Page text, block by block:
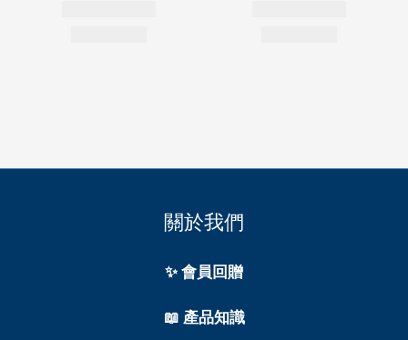
關於我們
✨ 會員回贈
📖 產品知識